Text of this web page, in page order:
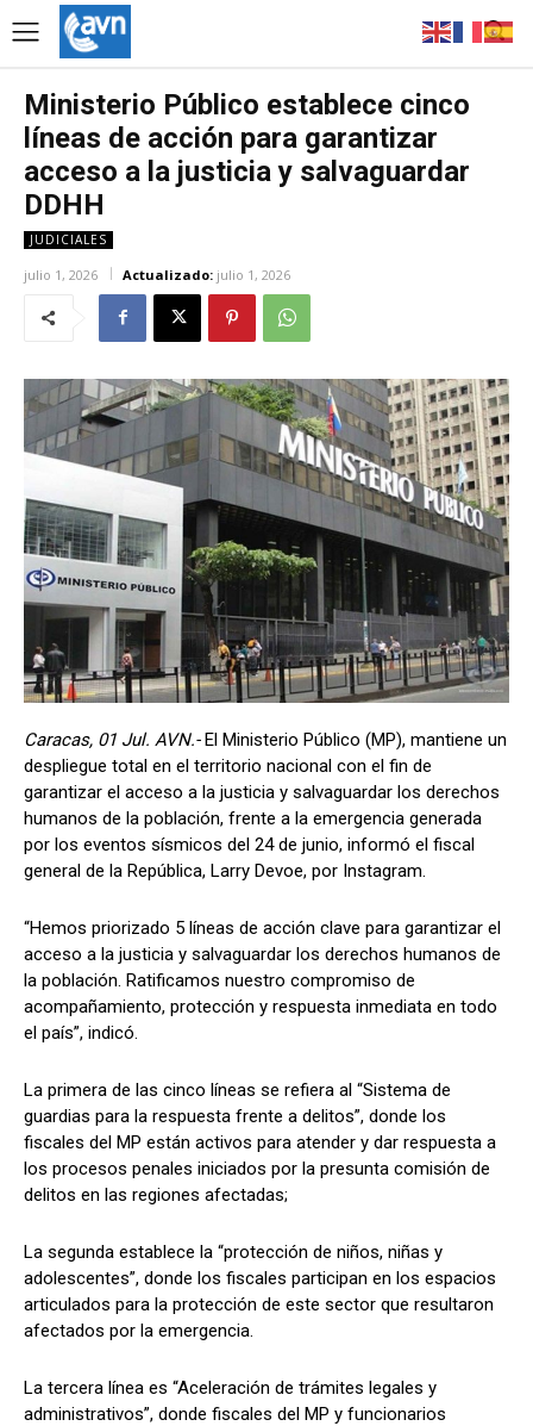
Ministerio Público establece cinco
líneas de acción para garantizar
acceso a la justicia y salvaguardar
DDHH
JUDICIALES
julio 1, 2026 Actualizado: julio 1, 2026
Caracas, 01 Jul. AVN.-El Ministerio Público (MP), mantiene un
despliegue total en el territorio nacional con el fin de
garantizar el acceso a la justicia y salvaguardar los derechos
humanos de la población, frente a la emergencia generada
por los eventos sísmicos del 24 de junio, informó el fiscal
general de la República, Larry Devoe, por Instagram.
“Hemos priorizado 5 líneas de acción clave para garantizar el
acceso a la justicia y salvaguardar los derechos humanos de
la población. Ratificamos nuestro compromiso de
acompañamiento, protección y respuesta inmediata en todo
el país”, indicó.
La primera de las cinco líneas se refiera al “Sistema de
guardias para la respuesta frente a delitos”, donde los
fiscales del MP están activos para atender y dar respuesta a
los procesos penales iniciados por la presunta comisión de
delitos en las regiones afectadas;
La segunda establece la “protección de niños, niñas y
adolescentes”, donde los fiscales participan en los espacios
articulados para la protección de este sector que resultaron
afectados por la emergencia.
La tercera línea es “Aceleración de trámites legales y
administrativos”, donde fiscales del MP y funcionarios